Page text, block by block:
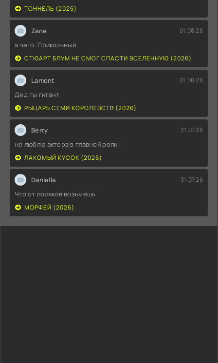
ТОННЕЛЬ (2025)
Zane 01.08.26
а чего. Прикольный.
СТЮАРТ БЛУМ НЕ СМОГ СПАСТИ ВСЕЛЕННУЮ (2026)
Lamont 01.08.26
Дед ты гигант
РЫЦАРЬ СЕМИ КОРОЛЕВСТВ (2026)
Berry 31.07.26
не люблю актера в главной роли
ЛАКОМЫЙ КУСОК (2026)
Daniella 31.07.26
Что от поляков возьмешь
МОРФЕЙ (2026)